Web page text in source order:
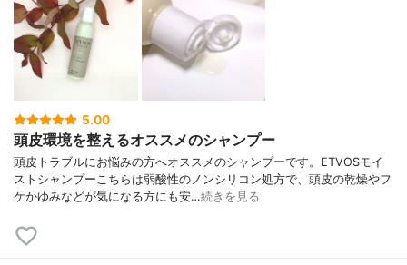
5.00
頭皮環境を整えるオススメのシャンプー
頭皮トラブルにお悩みの方へオススメのシャンプーです。ETVOSモイ
ストシャンプーこちらは弱酸性のノンシリコン処方で、頭皮の乾燥やフ
ケかゆみなどが気になる方にも安…続きを見る